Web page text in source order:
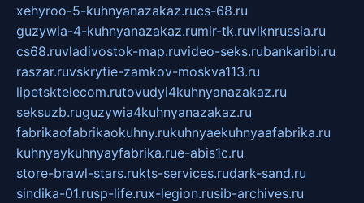
xehyroo-5-kuhnyanazakaz.rucs-68.ru
guzywia-4-kuhnyanazakaz.rumir-tk.ruvlknrussia.ru
cs68.ruvladivostok-map.ruvideo-seks.rubankaribi.ru
raszar.ruvskrytie-zamkov-moskva113.ru
lipetsktelecom.rutovudyi4kuhnyanazakaz.ru
seksuzb.ruguzywia4kuhnyanazakaz.ru
fabrikaofabrikaokuhny.rukuhnyaekuhnyaafabrika.ru
kuhnyaykuhnyayfabrika.rue-abis1c.ru
store-brawl-stars.rukts-services.rudark-sand.ru
sindika-01.rusp-life.rux-legion.rusib-archives.ru